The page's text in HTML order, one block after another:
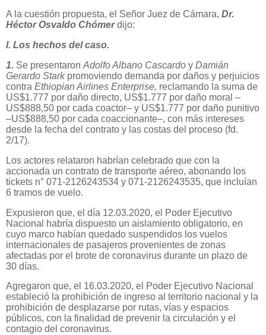
A la cuestión propuesta, el Señor Juez de Cámara, Dr.
Héctor Osvaldo Chómerdijo:
I. Los hechos del caso.
1. Se presentaron Adolfo Albano Cascardo y Damián
Gerardo Stark promoviendo demanda por daños y perjuicios
contra Ethiopian Airlines Enterprise, reclamando la suma de
US$1.777 por daño directo, US$1.777 por daño moral –
US$888,50 por cada coactor– y US$1.777 por daño punitivo
–US$888,50 por cada coaccionante–, con más intereses
desde la fecha del contrato y las costas del proceso (fd.
2/17).
Los actores relataron habrían celebrado que con la
accionada un contrato de transporte aéreo, abonando los
tickets n° 071-2126243534 y 071-2126243535, que incluían
6 tramos de vuelo.
Expusieron que, el día 12.03.2020, el Poder Ejecutivo
Nacional habría dispuesto un aislamiento obligatorio, en
cuyo marco habían quedado suspendidos los vuelos
internacionales de pasajeros provenientes de zonas
afectadas por el brote de coronavirus durante un plazo de
30 días.
Agregaron que, el 16.03.2020, el Poder Ejecutivo Nacional
estableció la prohibición de ingreso al territorio nacional y la
prohibición de desplazarse por rutas, vías y espacios
públicos, con la finalidad de prevenir la circulación y el
contagio del coronavirus.